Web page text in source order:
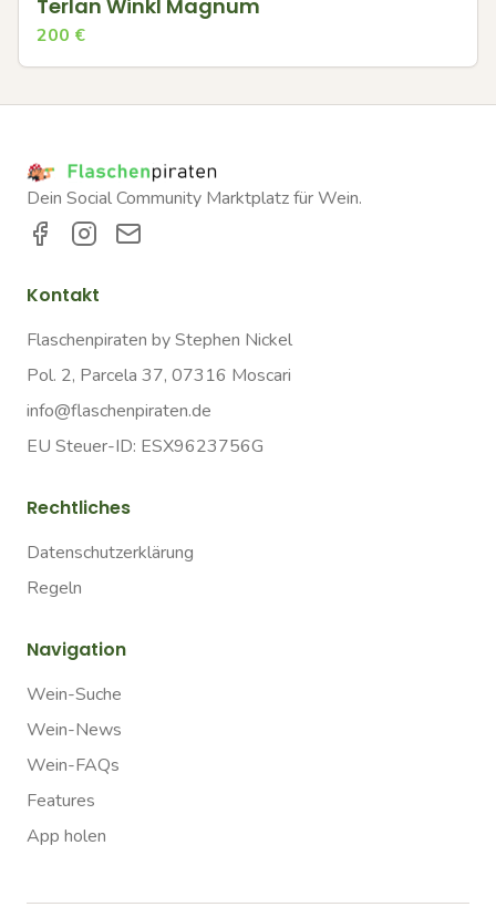
Terlan Winkl Magnum
200 €
Dein Social Community Marktplatz für Wein.
Kontakt
Flaschenpiraten by Stephen Nickel
Pol. 2, Parcela 37, 07316 Moscari
info@flaschenpiraten.de
EU Steuer-ID: ESX9623756G
Rechtliches
Datenschutzerklärung
Regeln
Navigation
Wein-Suche
Wein-News
Wein-FAQs
Features
App holen